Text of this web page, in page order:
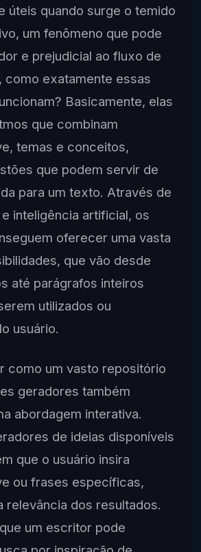
úteis quando surge o temido
um fenômeno que pode
e prejudicial ao fluxo de
como exatamente essas
Basicamente, elas
que combinam
temas e conceitos,
que podem servir de
para um texto. Através de
inteligência artificial, os
oferecer uma vasta
que vão desde
até parágrafos inteiros
utilizados ou
usuário.
como um vasto repositório
geradores também
abordagem interativa.
de ideias disponíveis
que o usuário insira
ou frases específicas,
relevância dos resultados.
um escritor pode